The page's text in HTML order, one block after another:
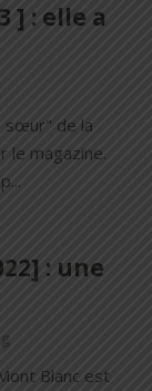
] : elle a
sœur" de la
le magazine.
: une
Blanc est